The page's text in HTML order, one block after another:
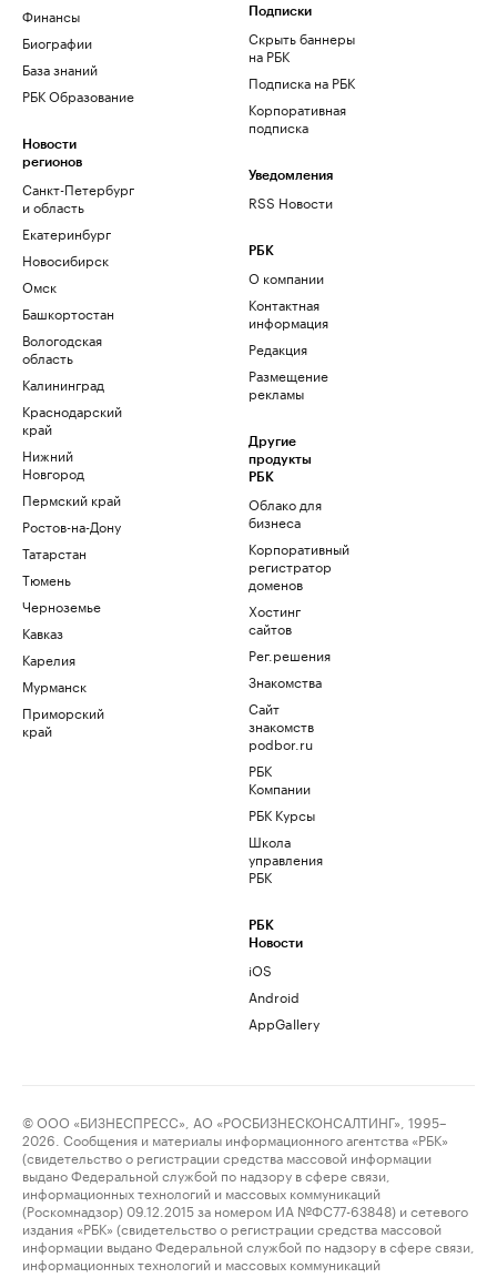
Финансы
Биографии
База знаний
РБК Образование
Новости
регионов
Санкт-Петербург
и область
Екатеринбург
Новосибирск
Омск
Башкортостан
Вологодская
область
Калининград
Краснодарский
край
Нижний
Новгород
Пермский край
Ростов-на-Дону
Татарстан
Тюмень
Черноземье
Кавказ
Карелия
Мурманск
Приморский
край
Подписки
Скрыть баннеры
на РБК
Подписка на РБК
Корпоративная
подписка
Уведомления
RSS Новости
РБК
О компании
Контактная
информация
Редакция
Размещение
рекламы
Другие
продукты
РБК
Облако для
бизнеса
Корпоративный
регистратор
доменов
Хостинг
сайтов
Рег.решения
Знакомства
Сайт
знакомств
podbor.ru
РБК
Компании
РБК Курсы
Школа
управления
РБК
РБК
Новости
iOS
Android
AppGallery
© ООО «БИЗНЕСПРЕСС», АО «РОСБИЗНЕСКОНСАЛТИНГ», 1995–
2026. Сообщения и материалы информационного агентства «РБК»
(свидетельство о регистрации средства массовой информации
выдано Федеральной службой по надзору в сфере связи,
информационных технологий и массовых коммуникаций
(Роскомнадзор) 09.12.2015 за номером ИА №ФС77-63848) и сетевого
издания «РБК» (свидетельство о регистрации средства массовой
информации выдано Федеральной службой по надзору в сфере связи,
информационных технологий и массовых коммуникаций